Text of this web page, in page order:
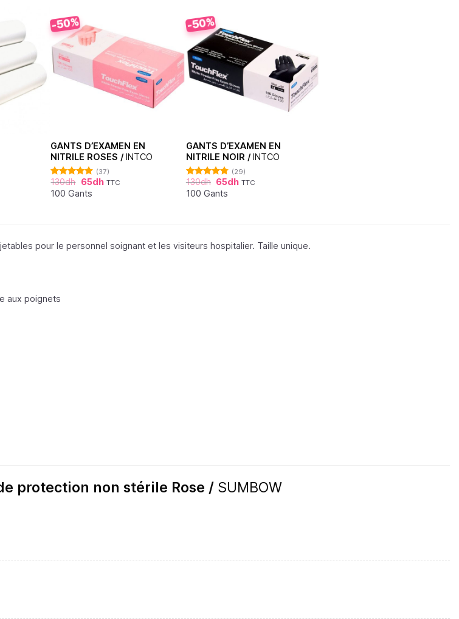
-50%
GANTS D’EXAMEN EN
NITRILE ROSES /INTCO
Note4.86
sur 5
(37)
130dh 65dh TTC
100 Gants
-50%
GANTS D’EXAMEN EN
NITRILE NOIR / INTCO
Note4.76
sur 5
(29)
130dh 65dh TTC
100 Gants
pour le personnel soignant et les visiteurs hospitalier. Taille unique.
aux poignets
protection non stérile Rose / SUMBOW